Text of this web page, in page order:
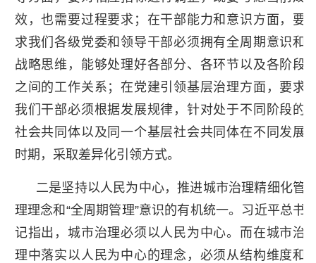
效，也需要过程要求；在干部能力和意识方面，要
求我们各级党委和领导干部必须拥有全周期意识和
战略思维，能够处理好各部分、各环节以及各阶段
之间的工作关系；在党建引领基层治理方面，要求
我们干部必须根据发展规律，针对处于不同阶段的
社会共同体以及同一个基层社会共同体在不同发展
时期，采取差异化引领方式。
二是坚持以人民为中心，推进城市治理精细化管
理理念和“全周期管理”意识的有机统一。习近平总书
记指出，城市治理必须以人民为中心。而在城市治
理中落实以人民为中心的理念，必须从结构维度和